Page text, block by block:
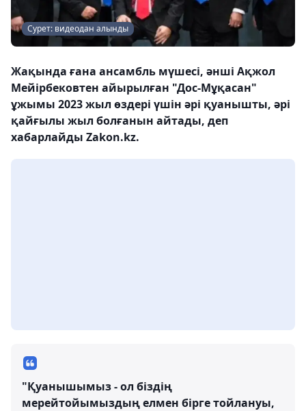
Сурет: видеодан алынды
Жақында ғана ансамбль мүшесі, әнші Ақжол
Мейірбековтен айырылған "Дос-Мұқасан"
ұжымы 2023 жыл өздері үшін әрі қуанышты, әрі
қайғылы жыл болғанын айтады, деп
хабарлайды Zakon.kz.
"Қуанышымыз - ол біздің
мерейтойымыздың елмен бірге тойлануы,